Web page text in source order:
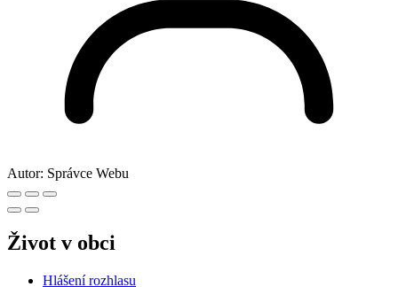
Autor: Správce Webu
Život v obci
Hlášení rozhlasu